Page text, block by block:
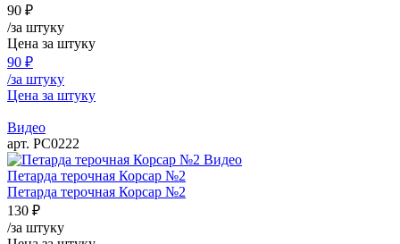
90 ₽
/за штуку
Цена за штуку
90 ₽
/за штуку
Цена за штуку
Видео
арт. РС0222
Видео
Петарда терочная Корсар №2
Петарда терочная Корсар №2
130 ₽
/за штуку